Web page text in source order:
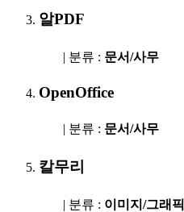
알PDF
| 분류 : 문서/사무
OpenOffice
| 분류 : 문서/사무
칼무리
| 분류 : 이미지/그래픽